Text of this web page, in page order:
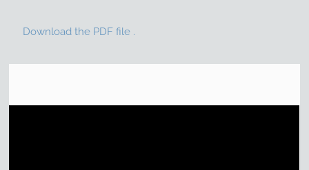
Download the PDF file .